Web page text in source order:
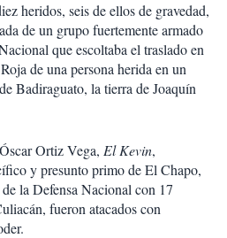
heridos, seis de ellos de gravedad,
de un gru­po fuertemente armado
que escoltaba el traslado en
de una persona herida en un
Badiraguato, la tierra de Joaquín
Ortiz Vega, El Kevin,
y presunto primo de El Chapo,
la Defensa Nacional con 17
fueron ataca­dos con